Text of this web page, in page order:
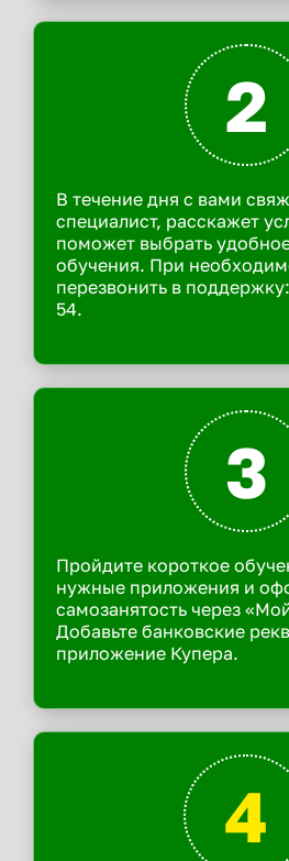
2
В течение дня с вами
специалист, расскажет
поможет выбрать
обучения. При
перезвонить в
54.
3
Пройдите короткое
нужные приложения и
самозанятость через
Добавьте банковские
приложение Купера.
4